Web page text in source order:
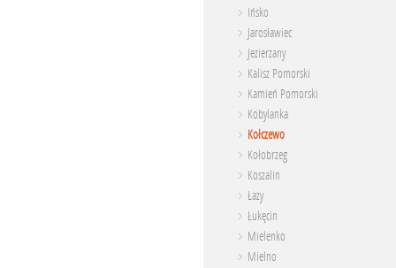
Ińsko
Jarosławiec
Jezierzany
Kalisz Pomorski
Kamień Pomorski
Kobylanka
Kołczewo
Kołobrzeg
Koszalin
Łazy
Łukęcin
Mielenko
Mielno